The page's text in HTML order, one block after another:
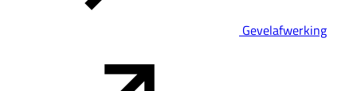
Gevelafwerking